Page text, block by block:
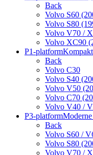
Back
Volvo S60
Volvo S80
Volvo V70 /
Volvo XC90
P1-platform
Back
Volvo C30
Volvo S40
Volvo V50
Volvo C70
Volvo V40 /
P3-platform
Back
Volvo S60 /
Volvo S80
Volvo V70 /